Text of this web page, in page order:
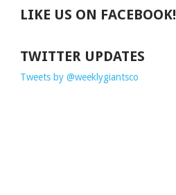
LIKE US ON FACEBOOK!
TWITTER UPDATES
Tweets by @weeklygiantsco